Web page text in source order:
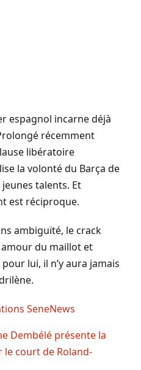
espagnol incarne déjà
récemment
libératoire
la volonté du Barça de
talents. Et
est réciproque.
ambiguïté, le crack
du maillot et
lui, il n’y aura jamais
Dembélé présente la
le court de Roland-